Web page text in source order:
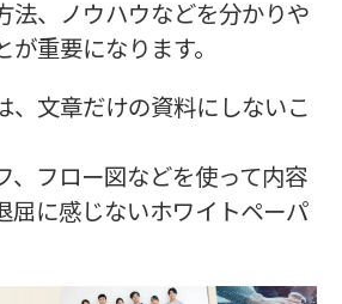
法、ノウハウなどを分かりや
重要になります。
、文章だけの資料にしないこ
、フロー図などを使って内容
屈に感じないホワイトペーパ